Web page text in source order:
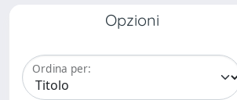
Opzioni
Ordina per: